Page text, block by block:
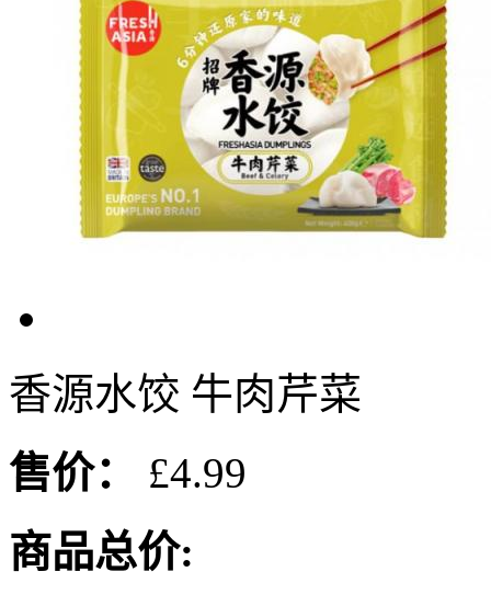
香源水饺 牛肉芹菜
售价：
£4.99
商品总价: